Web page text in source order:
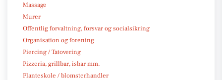
Massage
Murer
Offentlig forvaltning, forsvar og socialsikring
Organisation og forening
Piercing / Tatovering
Pizzeria, grillbar, isbar mm.
Planteskole / blomsterhandler